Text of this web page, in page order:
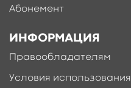
Абонемент
ИНФОРМАЦИЯ
Правообладателям
Условия использования